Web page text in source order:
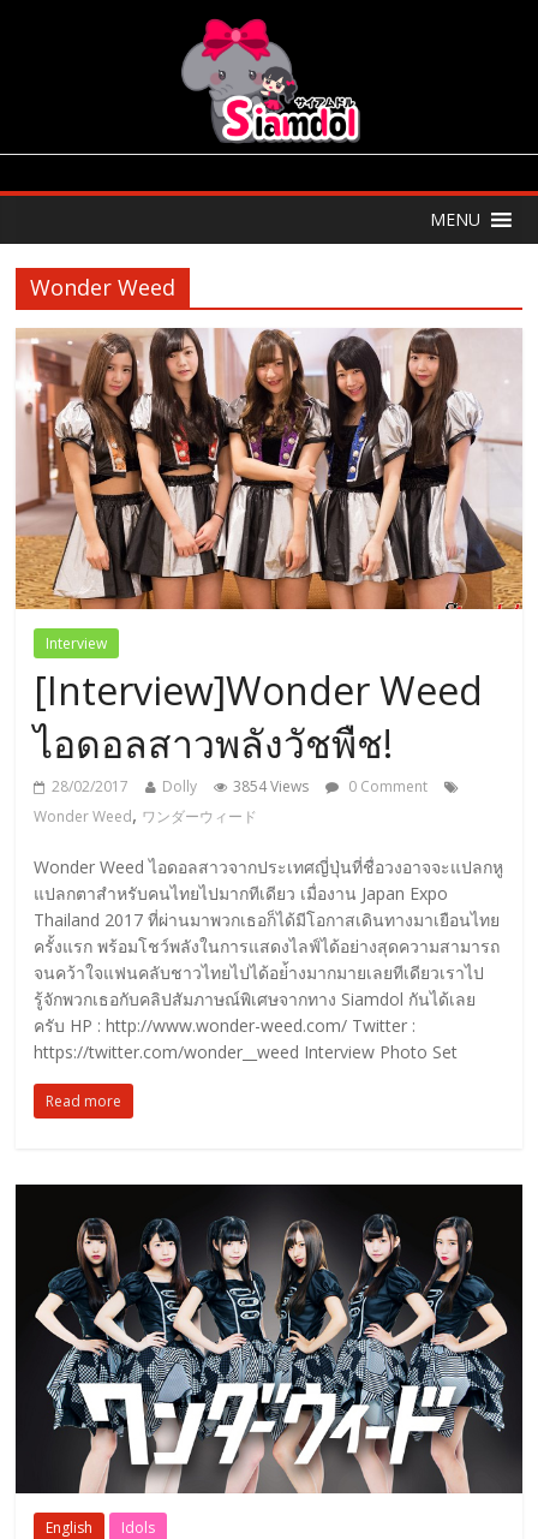
MENU
Wonder Weed
Interview
[Interview]Wonder Weed
ไอดอลสาวพลังวัชพืช!
28/02/2017 Dolly 3854 Views
0 Comment
Wonder Weed, ワンダーウィード
Wonder Weed ไอดอลสาวจากประเทศญี่ปุ่นที่ชื่อวงอาจจะแปลกหู
แปลกตาสำหรับคนไทยไปมากทีเดียว เมื่องาน Japan Expo
Thailand 2017 ที่ผ่านมาพวกเธอก็ได้มีโอกาสเดินทางมาเยือนไทย
ครั้งแรก พร้อมโชว์พลังในการแสดงไลฟ์ได้อย่างสุดความสามารถ
จนคว้าใจแฟนคลับชาวไทยไปได้อย่้างมากมายเลยทีเดียวเราไป
รู้จักพวกเธอกับคลิปสัมภาษณ์พิเศษจากทาง Siamdol กันได้เลย
ครับ HP : http://www.wonder-weed.com/ Twitter :
https://twitter.com/wonder__weed Interview Photo Set
Read more
English Idols